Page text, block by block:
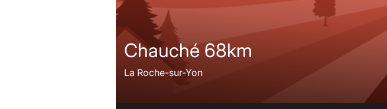
Chauché 68km
La Roche-sur-Yon